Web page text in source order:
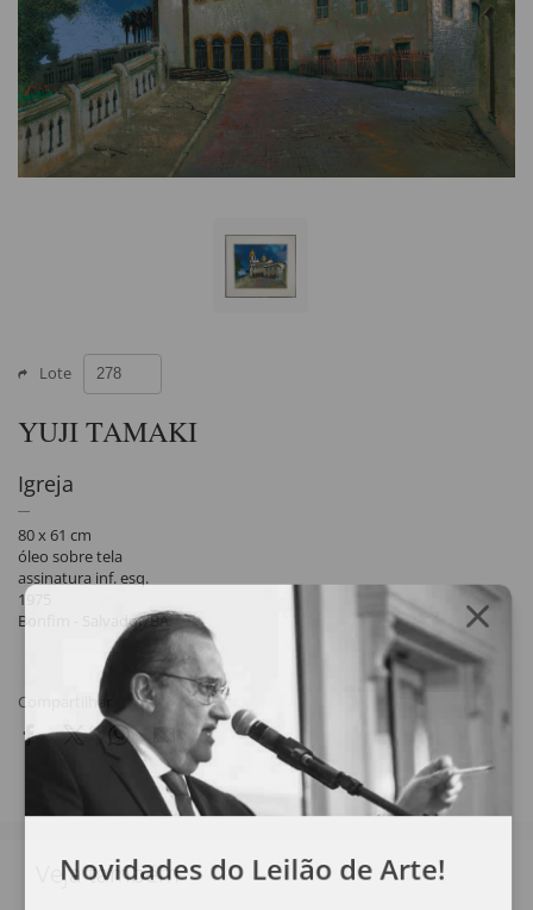
Lote
YUJI TAMAKI
Igreja
80 x 61 cm
óleo sobre tela
assinatura inf. esq.
1975
Bonfim - Salvador/BA.
Compartilhar
Veja também
Novidades do Leilão de Arte!